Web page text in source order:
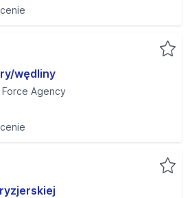
wędliny
Force Agency